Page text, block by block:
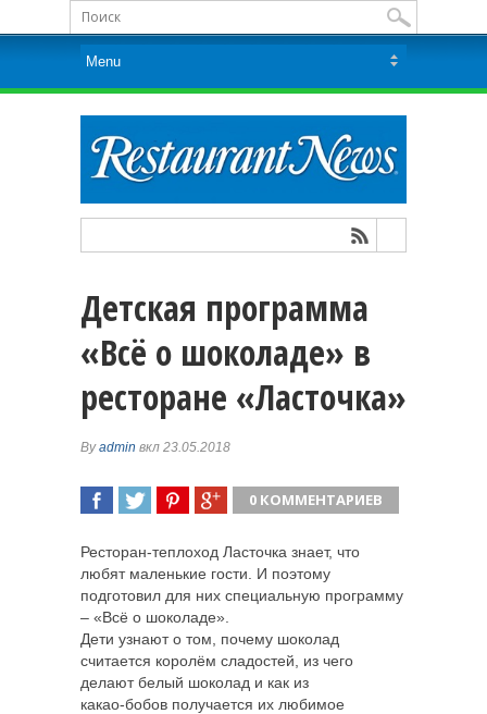
Детская программа
«Всё о шоколаде» в
ресторане «Ласточка»
Byadmin вкл 23.05.2018
0 КОММЕНТАРИЕВ
Ресторан-теплоход Ласточка знает, что
любят маленькие гости. И поэтому
подготовил для них специальную программу
– «Всё о шоколаде».
Дети узнают о том, почему шоколад
считается королём сладостей, из чего
делают белый шоколад и как из
какао-бобов получается их любимое